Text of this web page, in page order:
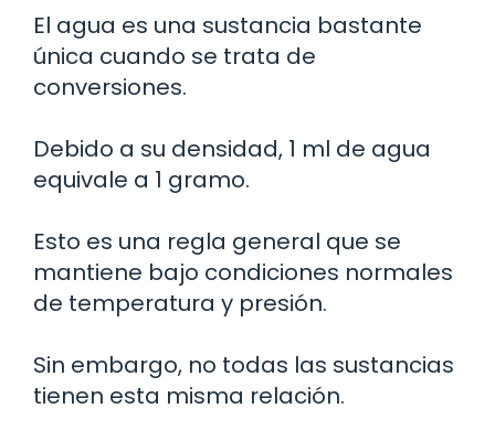
El agua es una sustancia bastante
única cuando se trata de
conversiones.
Debido a su densidad, 1 ml de agua
equivale a 1 gramo.
Esto es una regla general que se
mantiene bajo condiciones normales
de temperatura y presión.
Sin embargo, no todas las sustancias
tienen esta misma relación.